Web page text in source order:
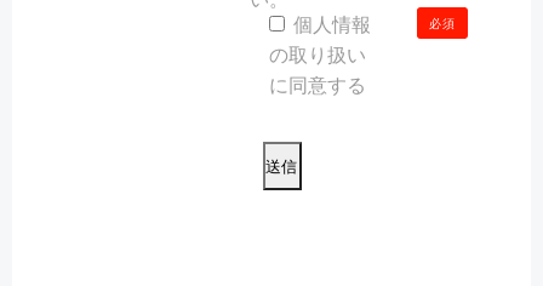
必須
個人情報
の取り扱い
に同意する
こ
の
フ